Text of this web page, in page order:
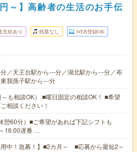
～】高齢者の生活のお手伝
支給あり 残業なし WEB登録OK
／天王台駅から---分／湖北駅から---分／布
我孫子駅から---分
も相談OK） ■曜日固定の相談OK！ ■希望
相談ください！
憩60分）■ご希望があれば下記シフトも
16:00遅番 …
用中！急募！】■2カ月～ ■応募から最短2～